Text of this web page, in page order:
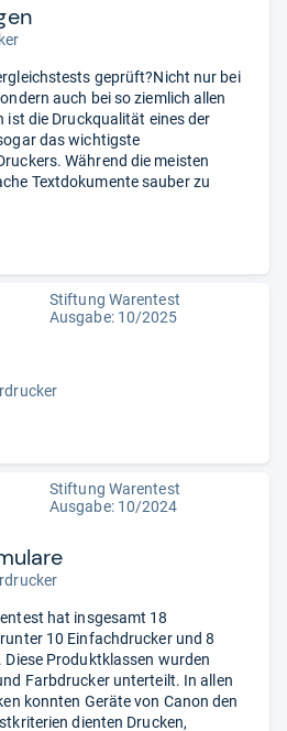
geprüft?Nicht nur bei
auch bei so ziemlich allen
ist die Druckqualität eines der
das wichtigste
Während die meisten
Textdokumente sauber zu
Stiftung Warentest
Ausgabe: 10/2025
Stiftung Warentest
Ausgabe: 10/2024
hat insgesamt 18
10 Einfachdrucker und 8
Produktklassen wurden
Farbdrucker unterteilt. In allen
konnten Geräte von Canon den
dienten Drucken,